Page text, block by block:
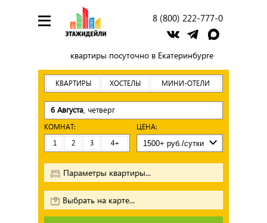
8 (800) 222-777-0
квартиры посуточно в Екатеринбурге
КВАРТИРЫ ХОСТЕЛЫ МИНИ-ОТЕЛИ
6 Августа , четверг
КОМНАТ:
1
2 3 4+
ЦЕНА:
Параметры квартиры...
Выбрать на карте...